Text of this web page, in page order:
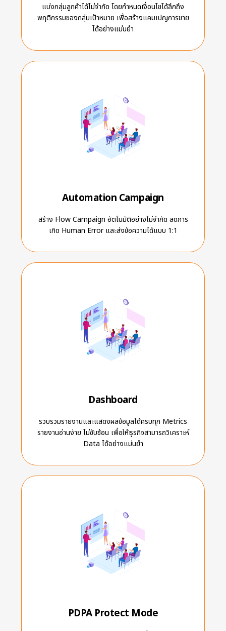
แบ่งกลุ่มลูกค้าได้ไม่จำกัด โดยกำหนดเงื่อนไขได้ลึกถึง
พฤติกรรมของกลุ่มเป้าหมาย เพื่อสร้างแคมเปญการขาย
ได้อย่างแม่นยำ
Automation Campaign
สร้าง Flow Campaign อัตโนมัติอย่างไม่จำกัด ลดการ
เกิด Human Error และส่งข้อความได้แบบ 1:1
Dashboard
รวบรวมรายงานและแสดงผลข้อมูลได้ครบทุก Metrics
รายงานอ่านง่าย ไม่ซับซ้อน เพื่อให้ธุรกิจสามารถวิเคราะห์
Data ได้อย่างแม่นยำ
PDPA Protect Mode